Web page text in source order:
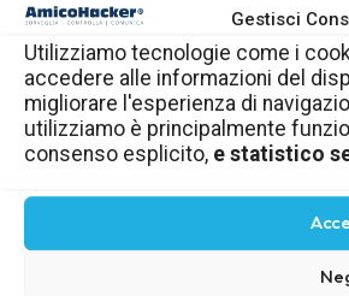
Gestisci
Utilizziamo tecnologie come i
accedere alle informazioni del
migliorare l'esperienza di
utilizziamo è principalmente
consenso esplicito, e statistico
Estensioni del browser:
controllate
LEGGI TUTTO »